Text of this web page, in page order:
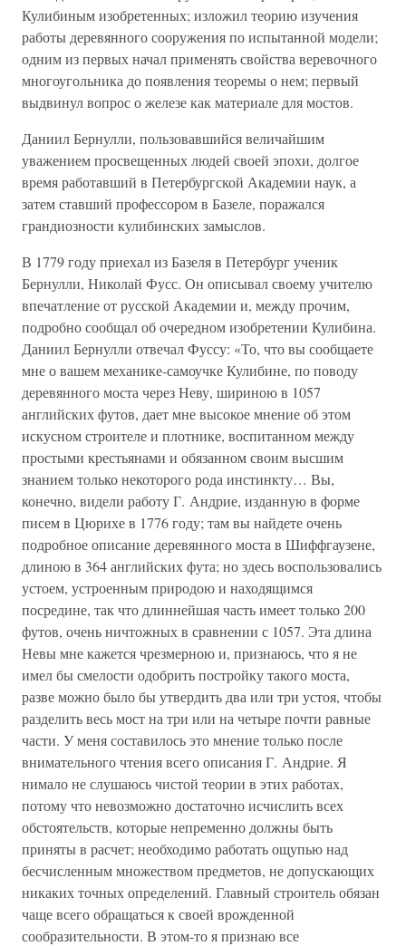
Кулибиным изобретенных; изложил теорию изучения
работы деревянного сооружения по испытанной модели;
одним из первых начал применять свойства веревочного
многоугольника до появления теоремы о нем; первый
выдвинул вопрос о железе как материале для мостов.
Даниил Бернулли, пользовавшийся величайшим
уважением просвещенных людей своей эпохи, долгое
время работавший в Петербургской Академии наук, а
затем ставший профессором в Базеле, поражался
грандиозности кулибинских замыслов.
В 1779 году приехал из Базеля в Петербург ученик
Бернулли, Николай Фусс. Он описывал своему учителю
впечатление от русской Академии и, между прочим,
подробно сообщал об очередном изобретении Кулибина.
Даниил Бернулли отвечал Фуссу: «То, что вы сообщаете
мне о вашем механике-самоучке Кулибине, по поводу
деревянного моста через Неву, шириною в 1057
английских футов, дает мне высокое мнение об этом
искусном строителе и плотнике, воспитанном между
простыми крестьянами и обязанном своим высшим
знанием только некоторого рода инстинкту… Вы,
конечно, видели работу Г. Андрие, изданную в форме
писем в Цюрихе в 1776 году; там вы найдете очень
подробное описание деревянного моста в Шиффгаузене,
длиною в 364 английских фута; но здесь воспользовались
устоем, устроенным природою и находящимся
посредине, так что длиннейшая часть имеет только 200
футов, очень ничтожных в сравнении с 1057. Эта длина
Невы мне кажется чрезмерною и, признаюсь, что я не
имел бы смелости одобрить постройку такого моста,
разве можно было бы утвердить два или три устоя, чтобы
разделить весь мост на три или на четыре почти равные
части. У меня составилось это мнение только после
внимательного чтения всего описания Г. Андрие. Я
нимало не слушаюсь чистой теории в этих работах,
потому что невозможно достаточно исчислить всех
обстоятельств, которые непременно должны быть
приняты в расчет; необходимо работать ощупью над
бесчисленным множеством предметов, не допускающих
никаких точных определений. Главный строитель обязан
чаще всего обращаться к своей врожденной
сообразительности. В этом-то я признаю все